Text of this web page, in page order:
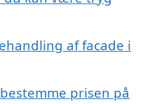
af facade i
prisen på